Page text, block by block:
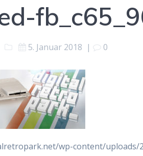
5. Januar 2018 | 0
wp-content/uploads/